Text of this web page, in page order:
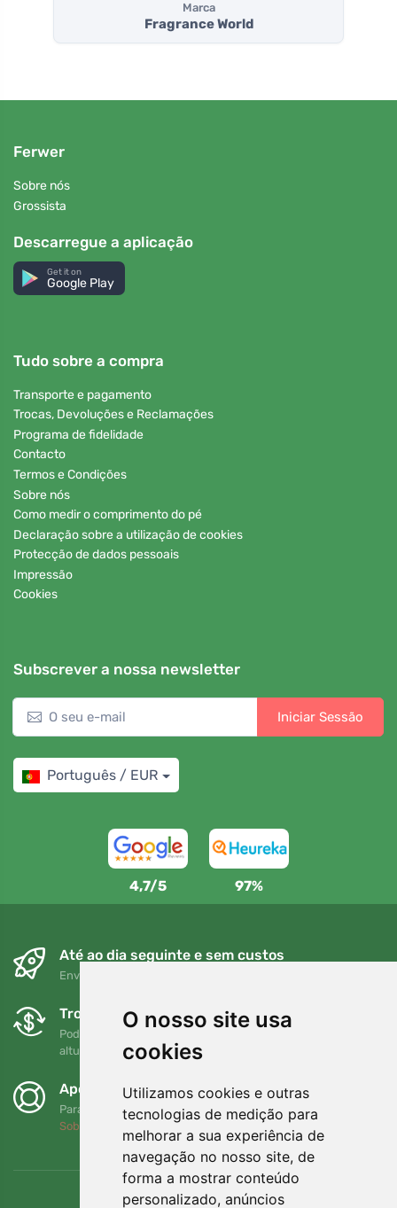
O nosso site usa
cookies
Utilizamos cookies e outras
tecnologias de medição para
melhorar a sua experiência de
navegação no nosso site, de
forma a mostrar conteúdo
personalizado, anúncios
Marca
Fragrance World
Ferwer
Sobre nós
Grossista
Descarregue a aplicação
Get it on
Google Play
Tudo sobre a compra
Transporte e pagamento
Trocas, Devoluções e Reclamações
Programa de fidelidade
Contacto
Termos e Condições
Sobre nós
Como medir o comprimento do pé
Declaração sobre a utilização de cookies
Protecção de dados pessoais
Impressão
Cookies
Subscrever a nossa newsletter
Iniciar Sessão
Português / EUR
4,7/5 97%
Até ao dia seguinte e sem custos
Envio gratuito para encomendas superiores a 80 EUR
Trocas e devoluções gratuitas
Pode devolver ou trocar a sua encomenda em qualquer
altura no prazo de 90 dias
Apoiamos a Trees.org
Para cada encomenda plantamos uma árvore! Leia mais
Sobre nós